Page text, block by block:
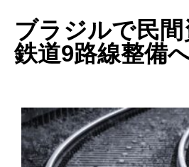
ブラジルで民
鉄道9路線整備